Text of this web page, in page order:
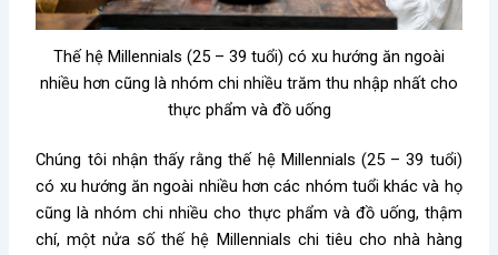
Thế hệ Millennials (25 – 39 tuổi) có xu hướng ăn ngoài
nhiều hơn cũng là nhóm chi nhiều trăm thu nhập nhất cho
thực phẩm và đồ uống
Chúng tôi nhận thấy rằng thế hệ Millennials (25 – 39 tuổi)
có xu hướng ăn ngoài nhiều hơn các nhóm tuổi khác và họ
cũng là nhóm chi nhiều cho thực phẩm và đồ uống, thậm
chí, một nửa số thế hệ Millennials chi tiêu cho nhà hàng